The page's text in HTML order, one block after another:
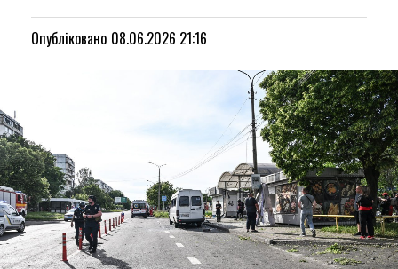
Опубліковано 08.06.2026 21:16